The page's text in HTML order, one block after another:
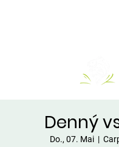
Denný
Do., 07. Mai
  |